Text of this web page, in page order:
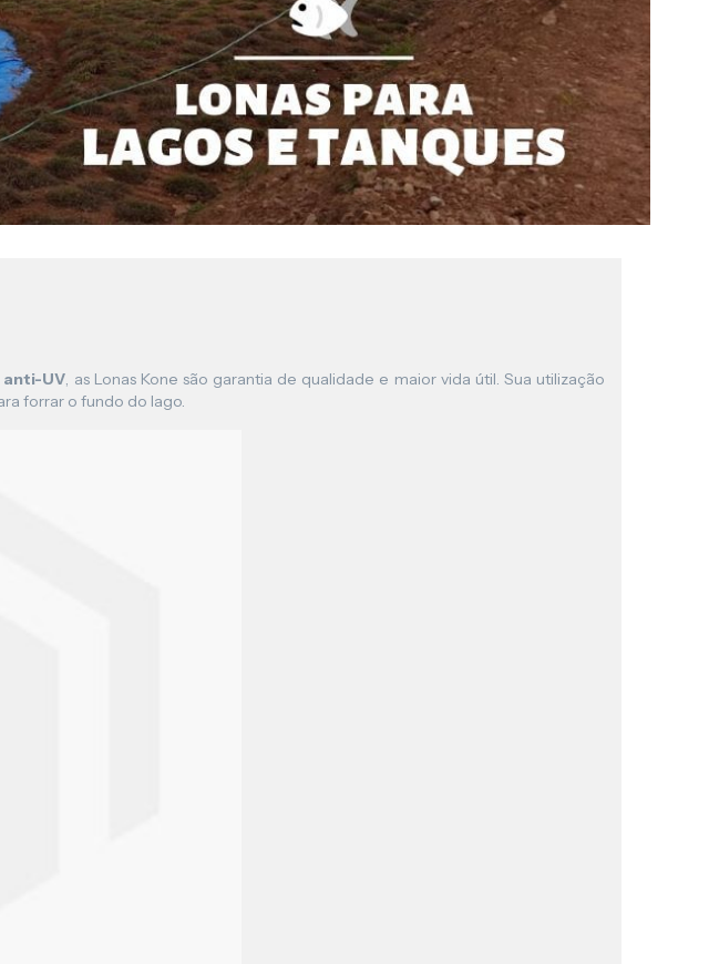
UV, as Lonas Kone são garantia de qualidade e maior vida útil. Sua utilização
forrar o fundo do lago.